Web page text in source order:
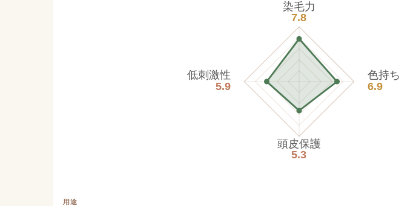
染毛力
7.8
色持ち
6.9
頭皮保護
5.3
低刺激性
5.9
用途